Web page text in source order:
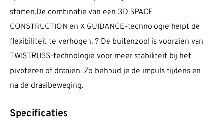
starten.De combinatie van een 3D SPACE
CONSTRUCTION en X GUIDANCE-technologie helpt de
flexibiliteit te verhogen. ? De buitenzool is voorzien van
TWISTRUSS-technologie voor meer stabiliteit bij het
pivoteren of draaien. Zo behoud je de impuls tijdens en
na de draaibeweging.
Specificaties